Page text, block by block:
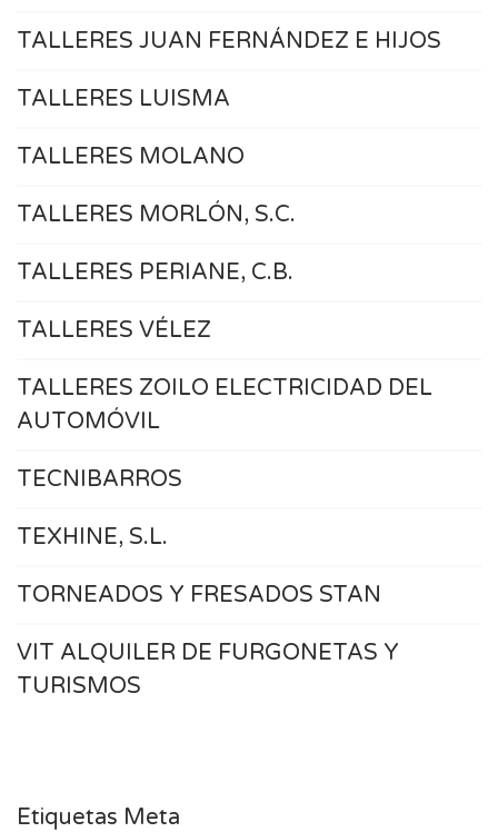
TALLERES JUAN FERNÁNDEZ E HIJOS
TALLERES LUISMA
TALLERES MOLANO
TALLERES MORLÓN, S.C.
TALLERES PERIANE, C.B.
TALLERES VÉLEZ
TALLERES ZOILO ELECTRICIDAD DEL
AUTOMÓVIL
TECNIBARROS
TEXHINE, S.L.
TORNEADOS Y FRESADOS STAN
VIT ALQUILER DE FURGONETAS Y
TURISMOS
Etiquetas Meta